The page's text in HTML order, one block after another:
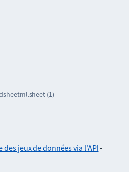
(1)
des jeux de données via l'API -